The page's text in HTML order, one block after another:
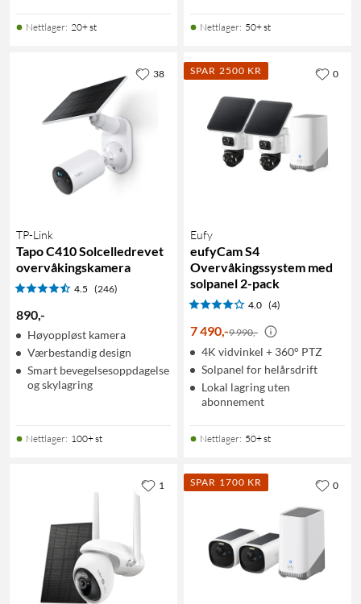
Nettlager: 20+ st Nettlager: 50+ st
TP-Link
Tapo C410 Solcelledrevet
overvåkingskamera
4.5 (246)
890,-
Høyoppløst kamera
Værbestandig design
Smart bevegelsesoppdagelse
og skylagring
Nettlager: 100+ st
38 SPAR 2500 KR
Eufy
eufyCam S4
Overvåkingssystem med
solpanel 2-pack
4.0 (4)
7 490,-9 990,-
4K vidvinkel + 360° PTZ
Solpanel for helårsdrift
Lokal lagring uten
abonnement
Nettlager: 50+ st
0
1 SPAR 1700 KR 0